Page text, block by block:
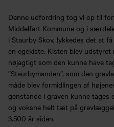
Denne udfordring tog vi op til
Middelfart Kommune og i
i Staurby Skov, lykkedes det at
en egekiste. Kisten blev
nøjagtigt som den kunne have
”Staurbymanden”, som den
måde blev formidlingen af
genstande i graven kunne tages
og voksne helt tæt på
3.500 år siden.